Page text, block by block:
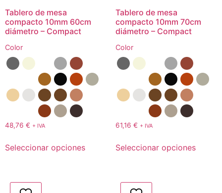
Tablero de mesa
compacto 10mm 60cm
diámetro – Compact
Color
48,76 € + IVA
Seleccionar opciones
Tablero de mesa
compacto 10mm 70cm
diámetro – Compact
Color
61,16 € + IVA
Seleccionar opciones